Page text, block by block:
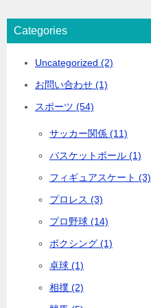
Categories
Uncategorized (2)
お問い合わせ (1)
スポーツ (54)
サッカー関係 (11)
バスケットボール (1)
フィギュアスケート (3)
プロレス (3)
プロ野球 (14)
ボクシング (1)
卓球 (1)
相撲 (2)